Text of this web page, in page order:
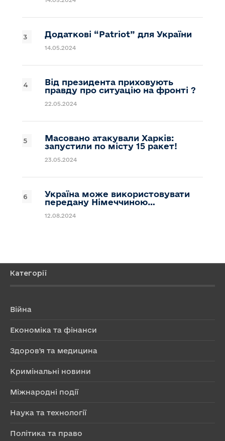
Додаткові “Patriot” для України
14.05.2024
Від президента приховують
правду про ситуацію на фронті ?
22.05.2024
Масовано атакували Харків:
запустили по місту 15 ракет!
23.05.2024
Україна може використовувати
передану Німеччиною…
12.08.2024
Категорії
Війна
Економіка та фінанси
Здоров'я та медицина
Кримінальні новини
Міжнародні події
Наука та технології
Політика та право